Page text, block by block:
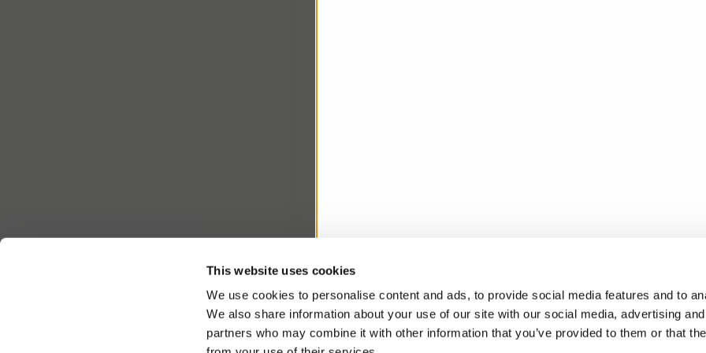
This website uses cookies
We use cookies to personalise content and ads, to provide social media features and to
We also share information about your use of our site with our social media, advertising
partners who may combine it with other information that you’ve provided to them or that